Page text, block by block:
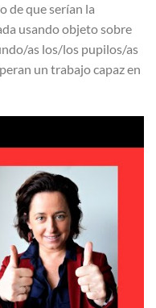
de que serían la
usando objeto sobre
as los/los pupilos/as
un trabajo capaz en